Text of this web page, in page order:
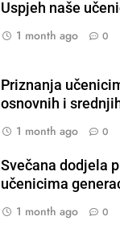
Uspjeh naše
1 month ago
0
Priznanja
osnovnih i
1 month ago
0
Svečana dodjela
učenicima
1 month ago
0